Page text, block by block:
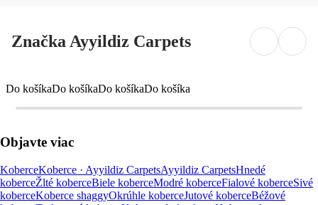
Značka Ayyildiz Carpets
Do košíkaDo košíkaDo košíkaDo košíka
Objavte viac
KoberceKoberce · Ayyildiz CarpetsAyyildiz CarpetsHnedé
koberceŽlté koberceBiele koberceModré koberceFialové koberceSivé
koberceKoberce shaggyOkrúhle koberceJutové koberceBéžové